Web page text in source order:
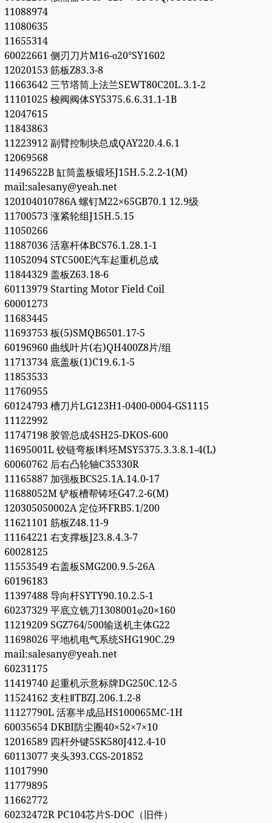
11088974
11080635
11655314
60022661 侧刃刀片M16-ɑ20°SY1602
12020153 筋板Z83.3-8
11663642 三节塔筒上法兰SEWT80C20L.3.1-2
11101025 梭阀阀体SY5375.6.6.31.1-1B
12047615
11843863
11223912 副臂控制块总成QAY220.4.6.1
12069568
11496522B 缸筒盖板锻坯J15H.5.2.2-1(M)
mail:salesany@yeah.net
120104010786A 螺钉M22×65GB70.1 12.9级
11700573 涨紧轮组J15H.5.15
11050266
11887036 活塞杆体BCS76.1.28.1-1
11052094 STC500E汽车起重机总成
11844329 盖板Z63.18-6
60113979 Starting Motor Field Coil
60001273
11683445
11693753 板(5)SMQB6501.17-5
60196960 曲线叶片(右)QH400Z8片/组
11713734 底盖板(1)C19.6.1-5
11853533
11760955
60124793 槽刀片LG123H1-0400-0004-GS1115
11122992
11747198 胶管总成4SH25-DKOS-600
11695001L 铰链弯板Ⅰ料坯MSY5375.3.3.8.1-4(L)
60060762 后右凸轮轴C35330R
11165887 加强板BCS25.1A.14.0-17
11688052M 铲板槽帮铸坯G47.2-6(M)
120305050002A 定位环FRB5.1/200
11621101 筋板Z48.11-9
11164221 右支撑板J23.8.4.3-7
60028125
11553549 右盖板SMG200.9.5-26A
60196183
11397488 导向杆SYTY90.10.2.5-1
60237329 平底立铣刀1308001φ20×160
11219209 SGZ764/500输送机主体G22
11698026 平地机电气系统SHG190C.29
mail:salesany@yeah.net
60231175
11419740 起重机示意标牌DG250C.12-5
11524162 支柱ⅡTBZJ.206.1.2-8
11127790L 活塞半成品HS100065MC-1H
60035654 DKBI防尘圈40×52×7×10
12016589 四杆外键5SK580J412.4-10
60113077 夹头393.CGS-201852
11017990
11779895
11662772
60232472R PC104芯片S-DOC（旧件）